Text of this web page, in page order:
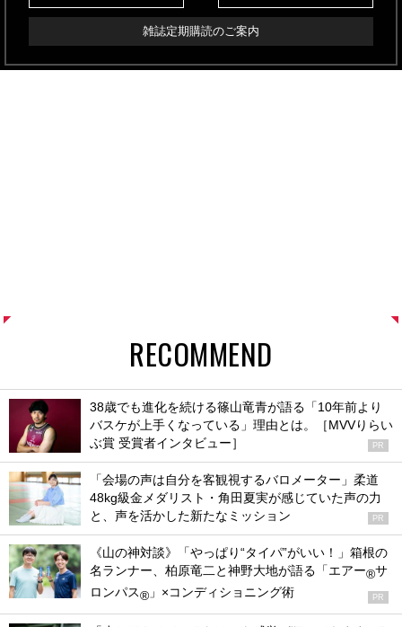
雑誌定期購読のご案内
RECOMMEND
38歳でも進化を続ける篠山竜青が語る「10年前より
バスケが上手くなっている」理由とは。［MVVりらい
ぶ賞 受賞者インタビュー］
PR
「会場の声は自分を客観視するバロメーター」柔道
48kg級金メダリスト・角田夏実が感じていた声の力
と、声を活かした新たなミッション
PR
《山の神対談》「やっぱり“タイパ”がいい！」箱根の
名ランナー、柏原竜二と神野大地が語る「エアー®サ
ロンパス® 」×コンディショニング術 PR